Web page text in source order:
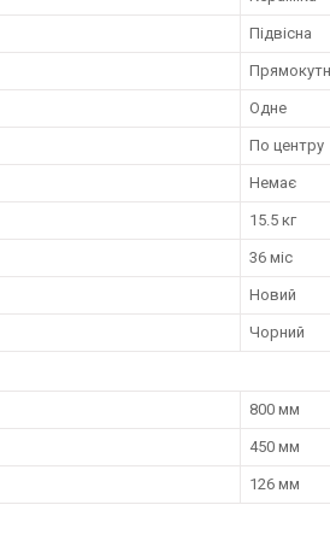
Підвісна
Одне
По центру
Немає
15.5 кг
36 міс
Новий
Чорний
800 мм
450 мм
126 мм